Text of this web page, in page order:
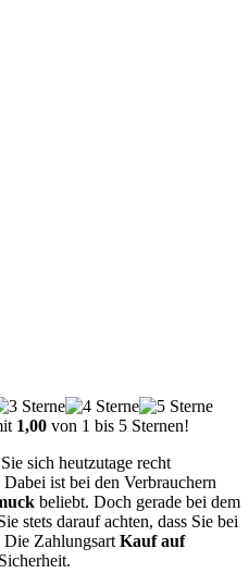
1,00 von 1 bis 5 Sternen!
sich heutzutage recht
ist bei den Verbrauchern
beliebt. Doch gerade bei dem
stets darauf achten, dass Sie bei
Die Zahlungsart Kauf auf